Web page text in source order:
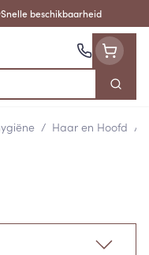
Snelle beschikbaarheid
Zoek
/ Haar en Hoofd /